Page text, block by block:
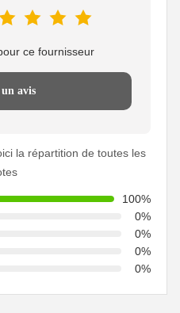
ce fournisseur
avis
la répartition de toutes les
100%
0%
0%
0%
0%